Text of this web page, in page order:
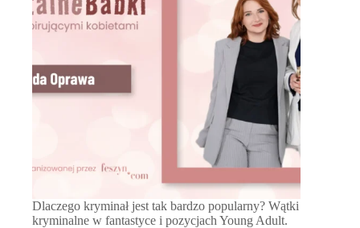
Dlaczego kryminał jest tak bardzo popularny? Wątki
kryminalne w fantastyce i pozycjach Young Adult.